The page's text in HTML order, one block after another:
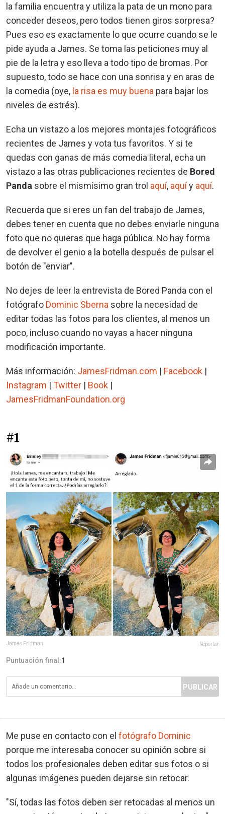
la familia encuentra y utiliza la pata de un mono para
conceder deseos, pero todos tienen giros sorpresa?
Pues eso es exactamente lo que ocurre cuando se le
pide ayuda a James. Se toma las peticiones muy al
pie de la letra y eso lleva a todo tipo de bromas. Por
supuesto, todo se hace con una sonrisa y en aras de
la comedia (oye, la risa es muy buena para bajar los
niveles de estrés).
Echa un vistazo a los mejores montajes fotográficos
recientes de James y vota tus favoritos. Y si te
quedas con ganas de más comedia literal, echa un
vistazo a las otras publicaciones recientes de Bored
Panda sobre el mismísimo gran trol aquí, aquíy aquí.
Recuerda que si eres un fan del trabajo de James,
debes tener en cuenta que no debes enviarle ninguna
foto que no quieras que haga pública. No hay forma
de devolver el genio a la botella después de pulsar el
botón de "enviar".
No dejes de leer la entrevista de Bored Panda con el
fotógrafo Dominic Sberna sobre la necesidad de
editar todas las fotos para los clientes, al menos un
poco, incluso cuando no vayas a hacer ninguna
modificación importante.
Más información: JamesFridman.com | Facebook |
Instagram | Twitter | Book |
JamesFridmanFoundation.org
#1
James Fridman Reportar
Puntuación final:1
PUBLICAR
Me puse en contacto con el fotógrafo Dominic
porque me interesaba conocer su opinión sobre si
todos los profesionales deben editar sus fotos o si
algunas imágenes pueden dejarse sin retocar.
"Sí, todas las fotos deben ser retocadas al menos un